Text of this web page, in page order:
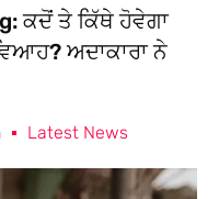
ਕਦੋਂ ਤੇ ਕਿੱਥੇ ਹੋਵੇਗਾ
ਅਦਾਕਾਰਾ ਨੇ
Latest News